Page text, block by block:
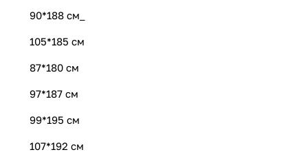
90*188 см_
105*185 см
87*180 см
97*187 см
99*195 см
107*192 см